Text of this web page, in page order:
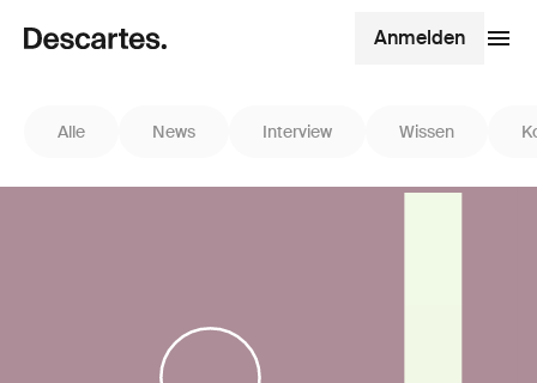
Anmelden
Alle News Interview Wissen